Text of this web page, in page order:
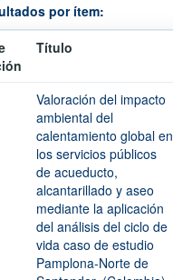
por ítem:
Título
Valoración del impacto
ambiental del
calentamiento global en
los servicios públicos
de acueducto,
alcantarillado y aseo
mediante la aplicación
del análisis del ciclo de
vida caso de estudio
Pamplona-Norte de